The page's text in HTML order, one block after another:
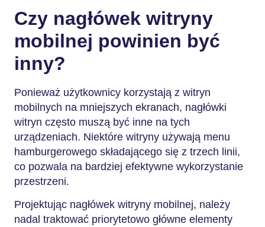
Czy nagłówek witryny
mobilnej powinien być
inny?
Ponieważ użytkownicy korzystają z witryn
mobilnych na mniejszych ekranach, nagłówki
witryn często muszą być inne na tych
urządzeniach. Niektóre witryny używają menu
hamburgerowego składającego się z trzech linii,
co pozwala na bardziej efektywne wykorzystanie
przestrzeni.
Projektując nagłówek witryny mobilnej, należy
nadal traktować priorytetowo główne elementy